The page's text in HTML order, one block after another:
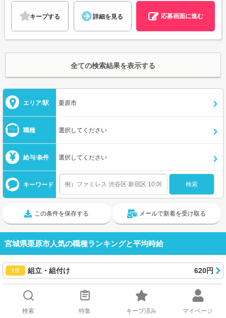
キープする 詳細を見る 応募画面に進む
全ての検索結果を表示する
エリア/駅 栗原市
職種 選択してください
給与/条件 選択してください
キーワード
この条件を保存する メールで新着を受け取る
宮城県栗原市人気の職種ランキングと平均時給
1位 組立・組付け 620円
梱包 1,156円
介護 1,505円
検索 特集 キープ済み マイページ